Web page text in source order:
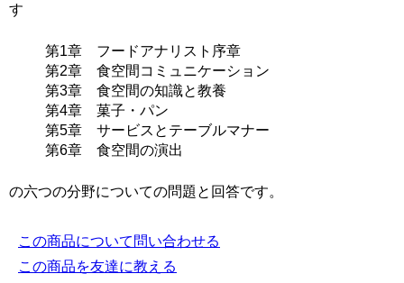
す
第1章 フードアナリスト序章
第2章 食空間コミュニケーション
第3章 食空間の知識と教養
第4章 菓子・パン
第5章 サービスとテーブルマナー
第6章 食空間の演出
の六つの分野についての問題と回答です。
この商品について問い合わせる
この商品を友達に教える